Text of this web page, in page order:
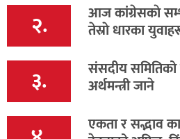
२. आज कांग्रेसकाे
तेस्राे धारका
३. संसदीय समितिको
अर्थमन्त्री जाने
एकता र सद्भाव